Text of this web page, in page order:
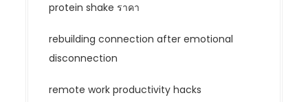
protein shake ราคา
rebuilding connection after emotional
disconnection
remote work productivity hacks